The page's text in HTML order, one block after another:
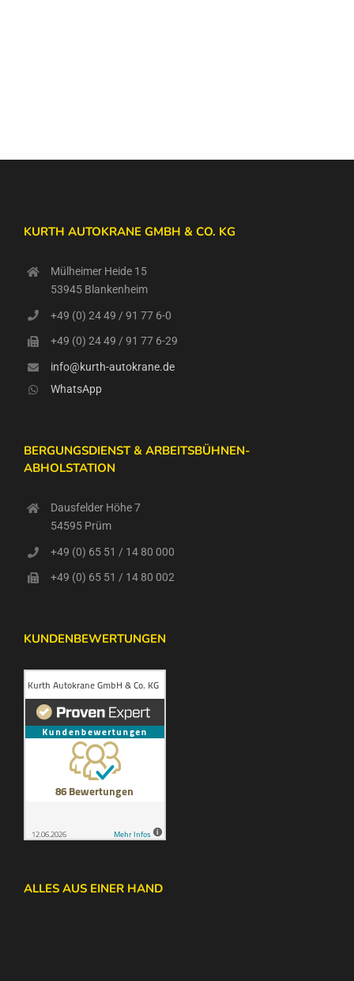
KURTH AUTOKRANE GMBH & CO. KG
Mülheimer Heide 15
53945 Blankenheim
+49 (0) 24 49 / 91 77 6-0
+49 (0) 24 49 / 91 77 6-29
info@kurth-autokrane.de
WhatsApp
BERGUNGSDIENST & ARBEITSBÜHNEN-
ABHOLSTATION
Dausfelder Höhe 7
54595 Prüm
+49 (0) 65 51 / 14 80 000
+49 (0) 65 51 / 14 80 002
KUNDENBEWERTUNGEN
ALLES AUS EINER HAND